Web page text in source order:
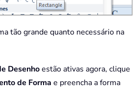
tão grande quanto necessário na
Desenhoestão ativas agora, clique
de Forma e preencha a forma